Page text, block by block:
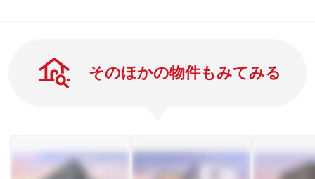
そのほかの物件もみてみる